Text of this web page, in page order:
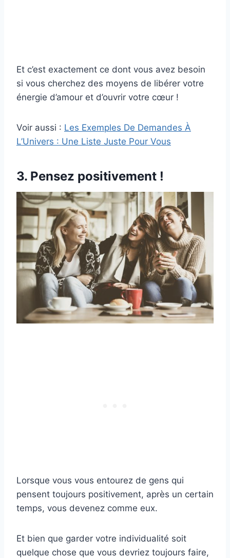
Et c’est exactement ce dont vous avez besoin
si vous cherchez des moyens de libérer votre
énergie d’amour et d’ouvrir votre cœur !
Voir aussi : Les Exemples De Demandes À
L’Univers : Une Liste Juste Pour Vous
3. Pensez positivement !
Lorsque vous vous entourez de gens qui
pensent toujours positivement, après un certain
temps, vous devenez comme eux.
Et bien que garder votre individualité soit
quelque chose que vous devriez toujours faire,